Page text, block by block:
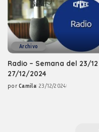
Archivo
Radio – Semana del 23/
27/12/2024
Posted
por Camila 23/12/2024